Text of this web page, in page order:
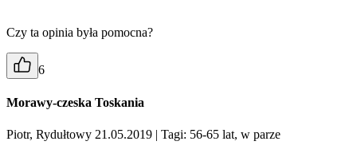
Czy ta opinia była pomocna?
6
Morawy-czeska Toskania
Piotr, Rydułtowy 21.05.2019 | Tagi: 56-65 lat, w parze